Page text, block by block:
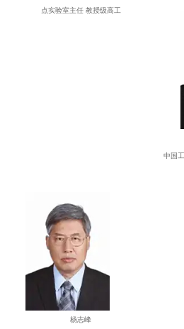
点实验室主任 教授级高工
中国
杨志峰